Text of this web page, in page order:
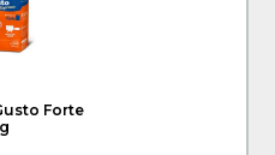
Forte